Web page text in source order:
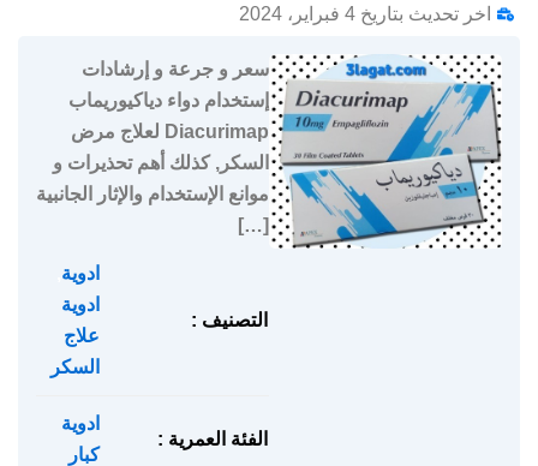
اخر تحديث بتاريخ 4 فبراير، 2024
سعر و جرعة و إرشادات
إستخدام دواء دياكيوريماب
Diacurimap لعلاج مرض
السكر, كذلك أهم تحذيرات و
موانع الإستخدام والإثار الجانبية
[…]
التصنيف :
ادوية
ادوية
علاج
السكر
الفئة العمرية :
ادوية
كبار